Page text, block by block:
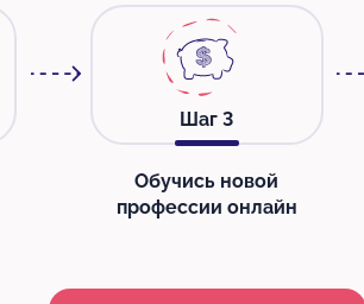
Шаг3
Обучись новой
профессии онлайн